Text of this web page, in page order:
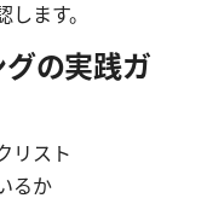
ます。
の実践ガ
リスト
るか